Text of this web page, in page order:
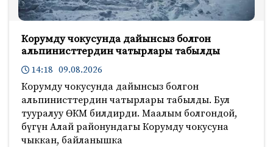
Корумду чокусунда дайынсыз болгон
альпинисттердин чатырлары табылды
14:18 09.08.2026
Корумду чокусунда дайынсыз болгон
альпинисттердин чатырлары табылды. Бул
тууралуу ӨКМ билдирди. Маалым болгондой,
бүгүн Алай районундагы Корумду чокусуна
чыккан, байланышка